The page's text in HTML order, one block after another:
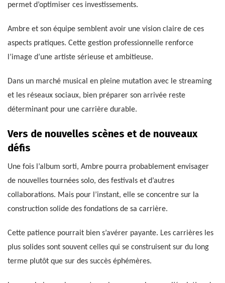
permet d’optimiser ces investissements.
Ambre et son équipe semblent avoir une vision claire de ces
aspects pratiques. Cette gestion professionnelle renforce
l’image d’une artiste sérieuse et ambitieuse.
Dans un marché musical en pleine mutation avec le streaming
et les réseaux sociaux, bien préparer son arrivée reste
déterminant pour une carrière durable.
Vers de nouvelles scènes et de nouveaux
défis
Une fois l’album sorti, Ambre pourra probablement envisager
de nouvelles tournées solo, des festivals et d’autres
collaborations. Mais pour l’instant, elle se concentre sur la
construction solide des fondations de sa carrière.
Cette patience pourrait bien s’avérer payante. Les carrières les
plus solides sont souvent celles qui se construisent sur du long
terme plutôt que sur des succès éphémères.